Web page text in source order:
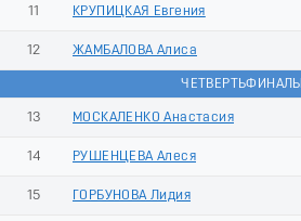
11 КРУПИЦКАЯ Евгения
12 ЖАМБАЛОВА Алиса
ЧЕТВЕРТЬФИНАЛЫ
13 МОСКАЛЕНКО Анастасия
14 РУШЕНЦЕВА Алеся
15 ГОРБУНОВА Лидия